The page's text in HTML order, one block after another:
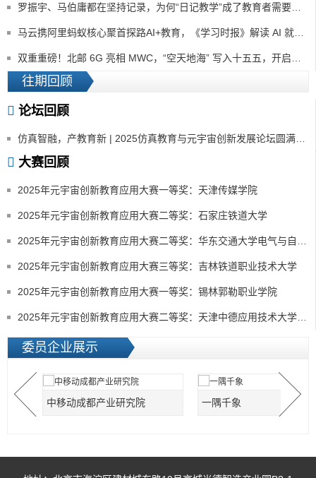
罗振宇、马伯庸都在坚持记录，为何“日记教学”成了教育者需要重新审视的必修课？
马云携阿里蚂蚁核心聚首探路AI+教育，《学习时报》解读 AI 就业亮出「指路牌」
双重重磅！北邮 6G 亮相 MWC，“空天地海” 写入十五五，开启虚拟仿真教育新纪元
往期回顾
论坛回顾
仿真智融，产教育新 | 2025仿真教育与元宇宙创新发展论坛圆满落幕
大赛回顾
2025年元宇宙创新教育应用大赛一等奖：天津传媒学院
2025年元宇宙创新教育应用大赛二等奖：石家庄铁道大学
2025年元宇宙创新教育应用大赛二等奖：华东交通大学电气与自动化工程学院
2025年元宇宙创新教育应用大赛三等奖：吉林铁道职业技术大学
2025年元宇宙创新教育应用大赛一等奖：锡林郭勒职业学院
2025年元宇宙创新教育应用大赛二等奖：天津中德应用技术大学艺术学院
委员企业展示
中移动成都产业研究院 一隅千象